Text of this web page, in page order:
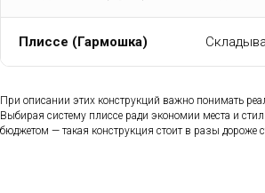
Плиссе (Гармошка)
При описании этих конструкций важно понимать
Выбирая систему плиссе ради экономии места и
бюджетом — такая конструкция стоит в разы дороже